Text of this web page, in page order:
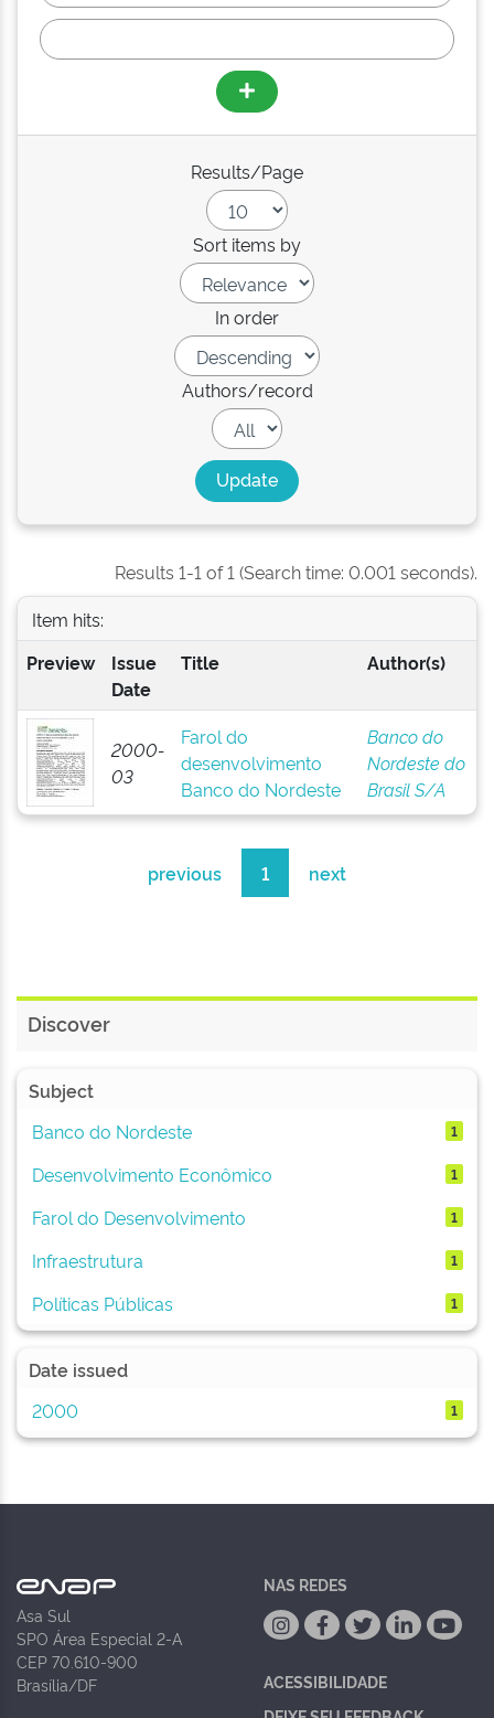
Results/Page
Sort items by
In order
Authors/record
Results 1-1 of 1 (Search time: 0.001 seconds).
Item hits:
Preview
Issue
Date
Title Author(s)
2000-
03
Farol do
desenvolvimento
Banco do Nordeste
Banco do
Nordeste do
Brasil S/A
previous 1 next
Discover
Subject
Banco do Nordeste
1
Desenvolvimento Econômico 1
Farol do Desenvolvimento 1
Infraestrutura 1
Políticas Públicas 1
Date issued
2000
1
Asa Sul
SPO Área Especial 2-A
CEP 70.610-900
Brasília/DF
NAS REDES
ACESSIBILIDADE